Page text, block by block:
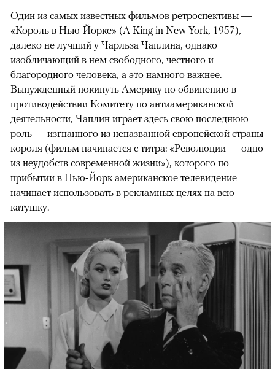
Один из самых известных фильмов ретроспективы —
«Король в Нью-Йорке» (A King in New York, 1957),
далеко не лучший у Чарльза Чаплина, однако
изобличающий в нем свободного, честного и
благородного человека, а это намного важнее.
Вынужденный покинуть Америку по обвинению в
противодействии Комитету по антиамериканской
деятельности, Чаплин играет здесь свою последнюю
роль — изгнанного из неназванной европейской страны
короля (фильм начинается с титра: «Революции — одно
из неудобств современной жизни»), которого по
прибытии в Нью-Йорк американское телевидение
начинает использовать в рекламных целях на всю
катушку.